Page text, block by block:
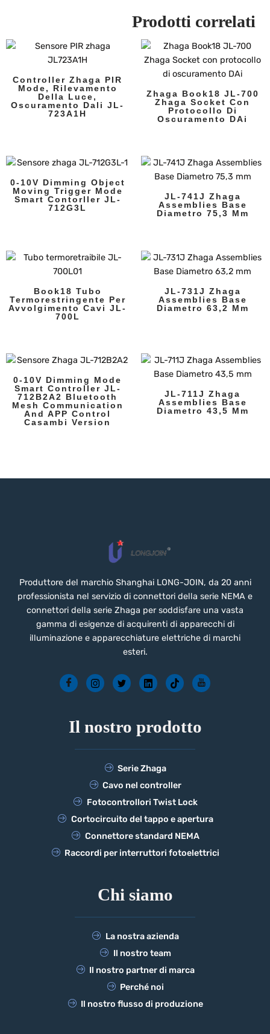
Prodotti correlati
Controller Zhaga PIR
Mode, Rilevamento
Della Luce,
Oscuramento Dali JL-
723A1H
Zhaga Book18 JL-700
Zhaga Socket Con
Protocollo Di
Oscuramento DAi
0-10V Dimming Object
Moving Trigger Mode
Smart Contorller JL-
712G3L
JL-741J Zhaga
Assemblies Base
Diametro 75,3 Mm
Book18 Tubo
Termorestringente Per
Avvolgimento Cavi JL-
700L
JL-731J Zhaga
Assemblies Base
Diametro 63,2 Mm
0-10V Dimming Mode
Smart Controller JL-
712B2A2 Bluetooth
Mesh Communication
And APP Control
Casambi Version
JL-711J Zhaga
Assemblies Base
Diametro 43,5 Mm
Produttore del marchio Shanghai LONG-JOIN, da 20 anni
professionista nel servizio di connettori della serie NEMA e
connettori della serie Zhaga per soddisfare una vasta
gamma di esigenze di acquirenti di apparecchi di
illuminazione e apparecchiature elettriche di marchi
esteri.
Il nostro prodotto
Serie Zhaga
Cavo nel controller
Fotocontrollori Twist Lock
Cortocircuito del tappo e apertura
Connettore standard NEMA
Raccordi per interruttori fotoelettrici
Chi siamo
La nostra azienda
Il nostro team
Il nostro partner di marca
Perché noi
Il nostro flusso di produzione